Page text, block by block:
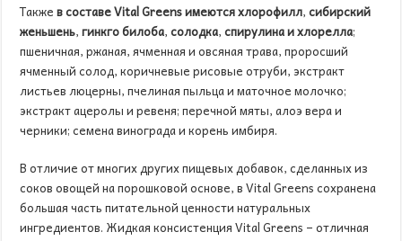
Такжев составеVitalGreensимеютсяхлорофилл,сибирский
женьшень,гинкго билоба,солодка,спирулина и хлорелла;
пшеничная, ржаная, ячменная и овсяная трава, проросший
ячменный солод, коричневые рисовые отруби, экстракт
листьев люцерны, пчелиная пыльца и маточное молочко;
экстракт ацеролы и ревеня; перечной мяты, алоэ вера и
черники; семена винограда и корень имбиря.
В отличие от многих других пищевых добавок, сделанных из
соков овощей на порошковой основе, в Vital Greens сохранена
большая часть питательной ценности натуральных
ингредиентов. Жидкая консистенция Vital Greens – отличная